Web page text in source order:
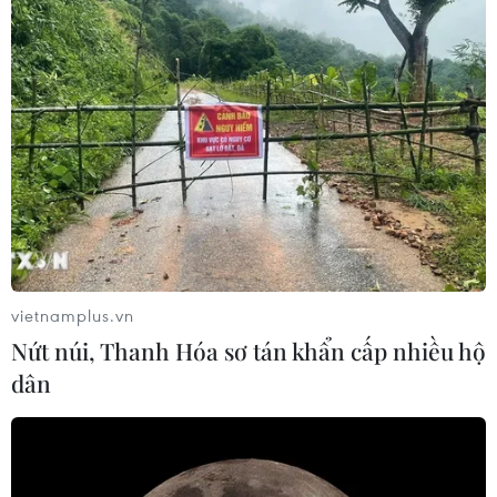
Giờ Trái đất 2024: Sau 1 giờ tắt đèn, cả
nước tiết kiệm được 428.000 kWh
23/03/2024 15:10
Sau 1 giờ tắt đèn hưởng ứng Chiến dịch Giờ Trái đất
2024 (từ 20h30 đến 21h30 ngày 23/3/2024), cả nước
đã tiết kiệm được sản lượng điện là 428.000 kWh,
tương đương số tiền khoảng 858,9 triệu đồng.
vietnamplus.vn
Nứt núi, Thanh Hóa sơ tán khẩn cấp nhiều hộ
dân